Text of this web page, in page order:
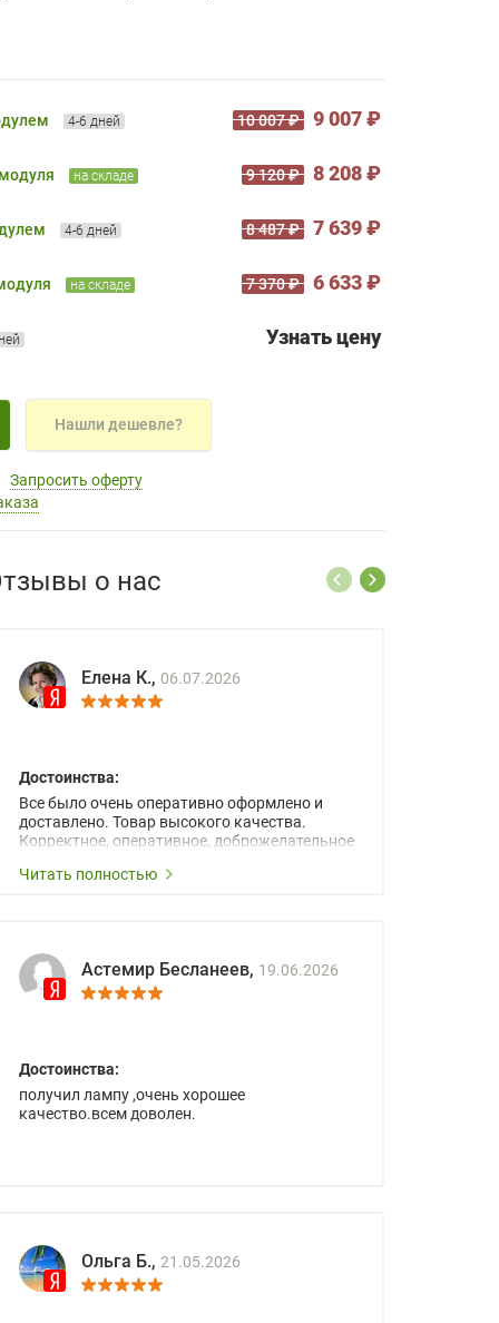
4-6 дней 10 007 ₽ 9 007 ₽
на складе 9 120 ₽ 8 208 ₽
4-6 дней 8 487 ₽ 7 639 ₽
на складе 7 370 ₽ 6 633 ₽
Узнать цену
Нашли дешевле?
Запросить оферту
о нас
Елена К., 06.07.2026
Достоинства:
Все было очень оперативно оформлено и
доставлено. Товар высокого качества.
Корректное, оперативное, доброжелательное
Читать полностью
Астемир Бесланеев, 19.06.2026
Достоинства:
получил лампу ,очень хорошее
качество.всем доволен.
Ольга Б., 21.05.2026